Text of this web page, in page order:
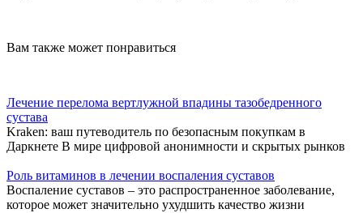
Вам также может понравиться
Лечение перелома вертлужной впадины тазобедренного
сустава
Kraken: ваш путеводитель по безопасным покупкам в
Даркнете В мире цифровой анонимности и скрытых рынков
Роль витаминов в лечении воспаления суставов
Воспаление суставов – это распространенное заболевание,
которое может значительно ухудшить качество жизни